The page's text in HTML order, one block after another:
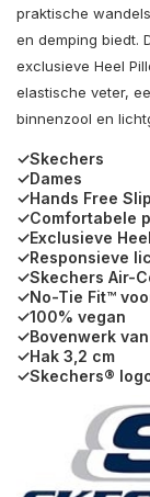
praktische
en demping biedt.
exclusieve Heel
elastische veter,
binnenzool en
✓Skechers
✓Dames
✓Hands Free
✓Comfortabele
✓Exclusieve
✓Responsieve
✓Skechers Air-
✓No-Tie Fit™
✓100% vegan
✓Bovenwerk
✓Hak 3,2 cm
✓Skechers®